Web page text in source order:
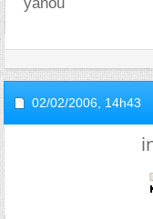
02/02/2006, 14h43